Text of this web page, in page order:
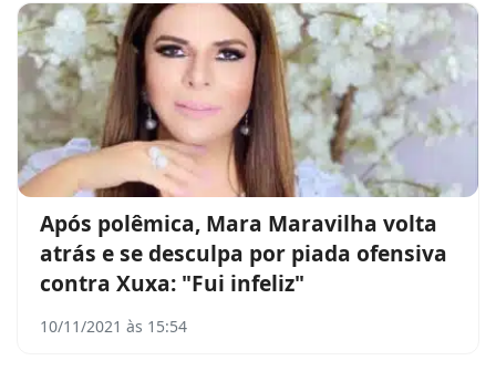
Após polêmica, Mara Maravilha volta
atrás e se desculpa por piada ofensiva
contra Xuxa: "Fui infeliz"
10/11/2021 às 15:54